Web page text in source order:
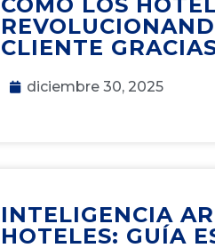
CÓMO LOS
CLIENTE
diciembre 30, 2025
INTELIGENCIA
HOTELES: GUÍA